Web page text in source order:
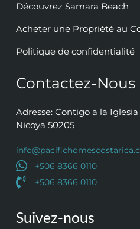
Découvrez Samara Beach
Acheter une Propriété au
Politique de confidentialité
Contactez-Nous
Adresse: Contigo a la
Nicoya 50205
+506 8366 0110
+506 8366 0110
Suivez-nous